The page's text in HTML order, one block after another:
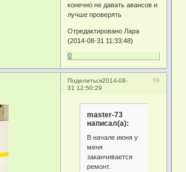
конечно не давать авансов и
лучше проверять
Отредактировано Лара
(2014-08-31 11:33:48)
0
Поделиться 69
2014-08-
31 12:50:29
master-73
написал(а):
В начале июня у
меня
заканчивается
ремонт.